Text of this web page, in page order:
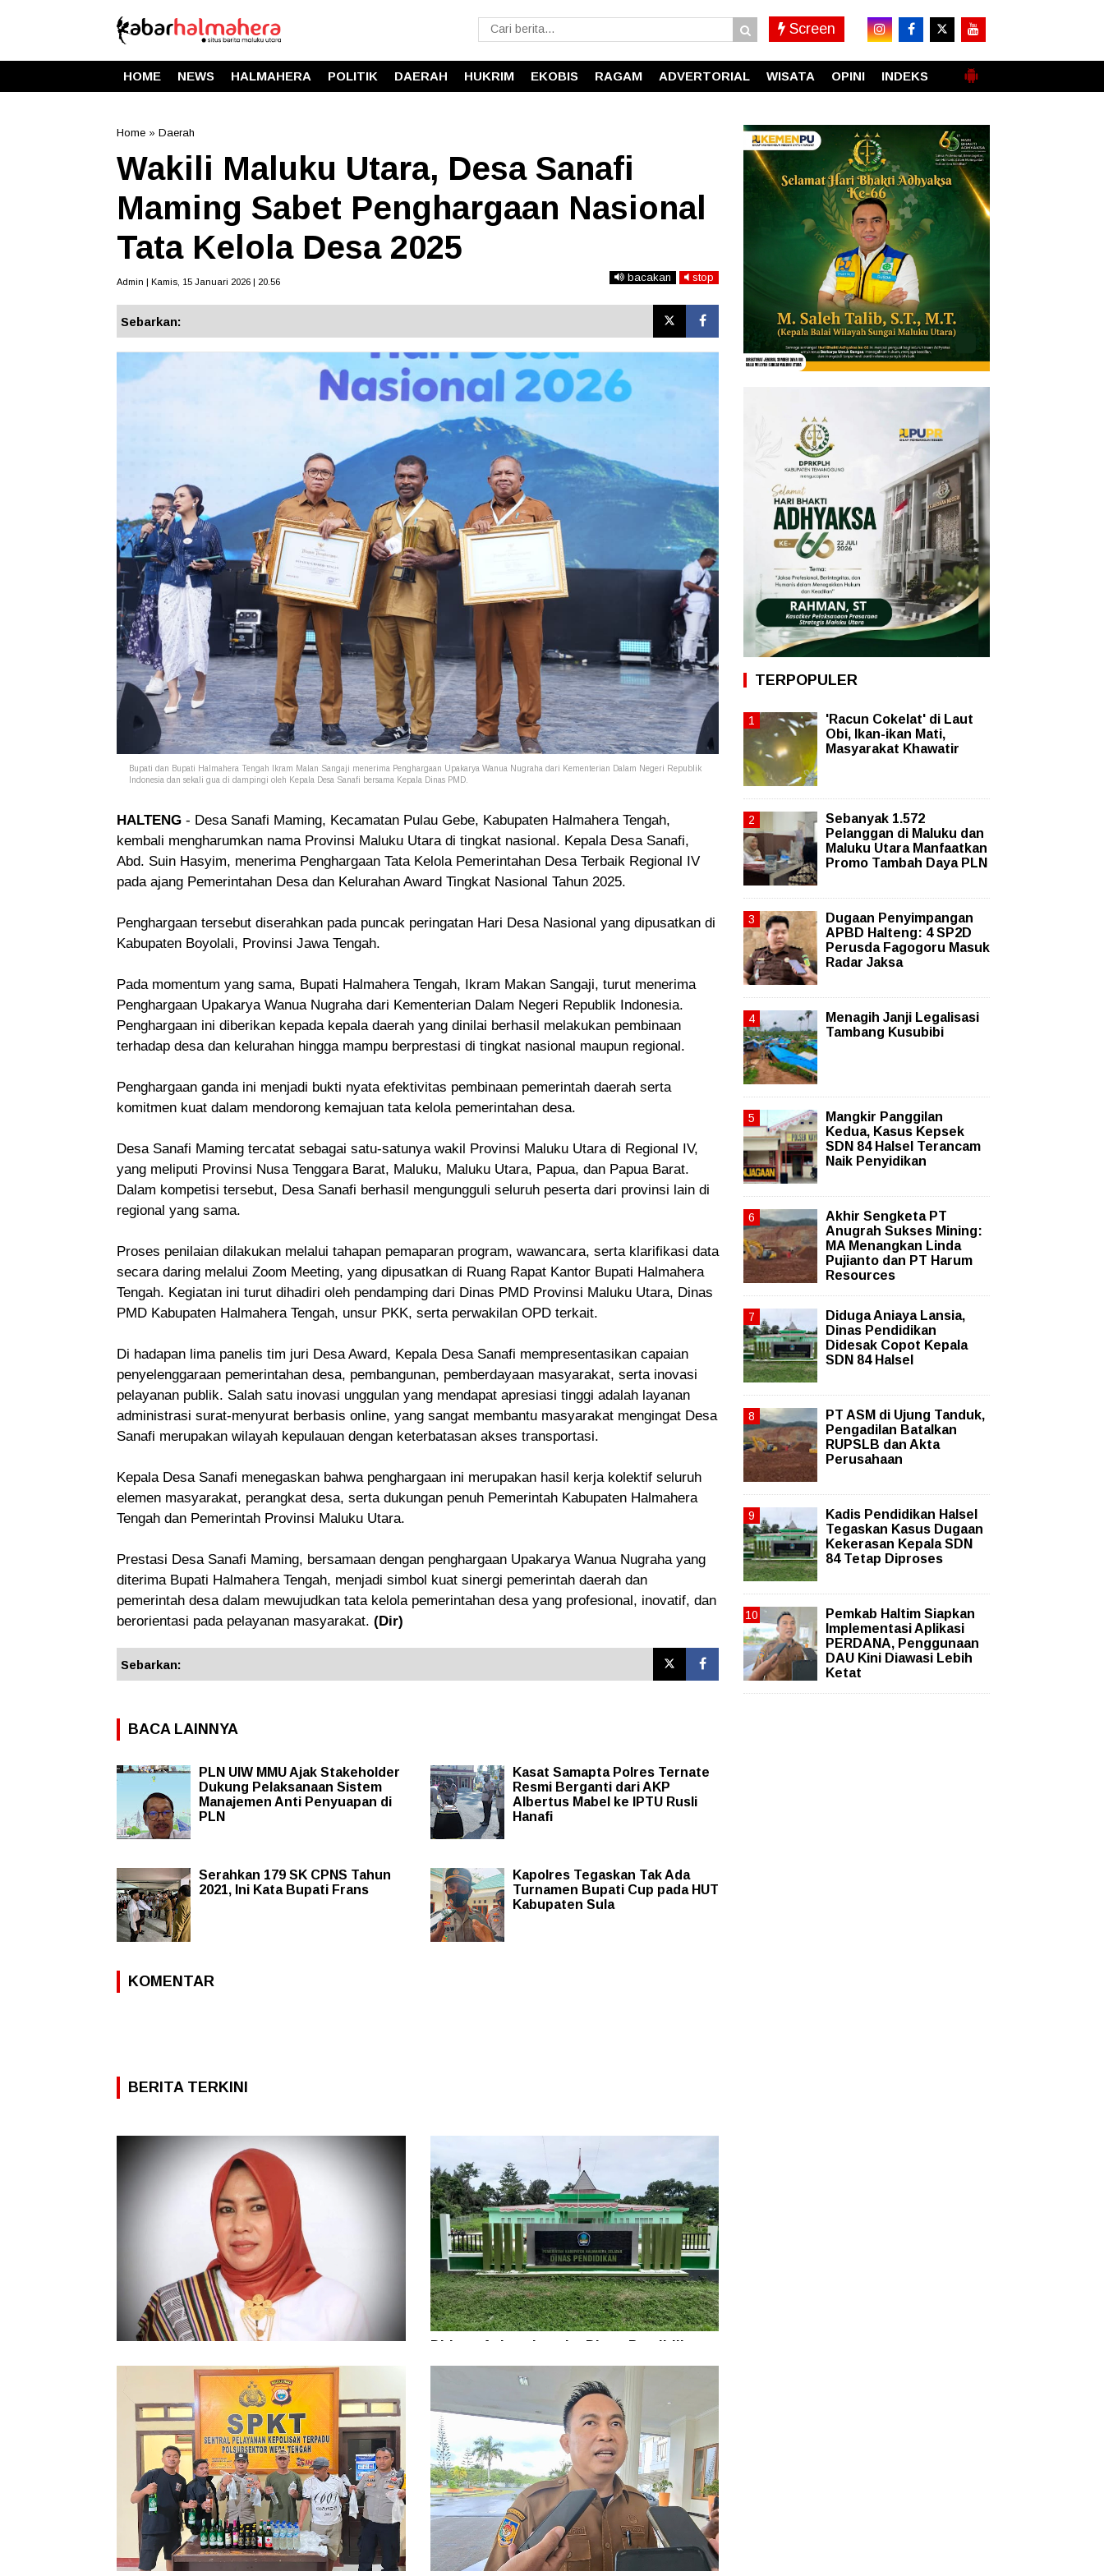
Screen
HOME NEWS HALMAHERA POLITIK DAERAH HUKRIM EKOBIS RAGAM ADVERTORIAL WISATA OPINI INDEKS
Home » Daerah
Wakili Maluku Utara, Desa Sanafi
Maming Sabet Penghargaan Nasional
Tata Kelola Desa 2025
Admin | Kamis, 15 Januari 2026 | 20.56 bacakan stop
Sebarkan:
Bupati dan Bupati Halmahera Tengah Ikram Malan Sangaji menerima Penghargaan Upakarya Wanua Nugraha dari Kementerian Dalam Negeri Republik
Indonesia dan sekali gua di dampingi oleh Kepala Desa Sanafi bersama Kepala Dinas PMD.
HALTENG - Desa Sanafi Maming, Kecamatan Pulau Gebe, Kabupaten Halmahera Tengah,
kembali mengharumkan nama Provinsi Maluku Utara di tingkat nasional. Kepala Desa Sanafi,
Abd. Suin Hasyim, menerima Penghargaan Tata Kelola Pemerintahan Desa Terbaik Regional IV
pada ajang Pemerintahan Desa dan Kelurahan Award Tingkat Nasional Tahun 2025.
Penghargaan tersebut diserahkan pada puncak peringatan Hari Desa Nasional yang dipusatkan di
Kabupaten Boyolali, Provinsi Jawa Tengah.
Pada momentum yang sama, Bupati Halmahera Tengah, Ikram Makan Sangaji, turut menerima
Penghargaan Upakarya Wanua Nugraha dari Kementerian Dalam Negeri Republik Indonesia.
Penghargaan ini diberikan kepada kepala daerah yang dinilai berhasil melakukan pembinaan
terhadap desa dan kelurahan hingga mampu berprestasi di tingkat nasional maupun regional.
Penghargaan ganda ini menjadi bukti nyata efektivitas pembinaan pemerintah daerah serta
komitmen kuat dalam mendorong kemajuan tata kelola pemerintahan desa.
Desa Sanafi Maming tercatat sebagai satu-satunya wakil Provinsi Maluku Utara di Regional IV,
yang meliputi Provinsi Nusa Tenggara Barat, Maluku, Maluku Utara, Papua, dan Papua Barat.
Dalam kompetisi tersebut, Desa Sanafi berhasil mengungguli seluruh peserta dari provinsi lain di
regional yang sama.
Proses penilaian dilakukan melalui tahapan pemaparan program, wawancara, serta klarifikasi data
secara daring melalui Zoom Meeting, yang dipusatkan di Ruang Rapat Kantor Bupati Halmahera
Tengah. Kegiatan ini turut dihadiri oleh pendamping dari Dinas PMD Provinsi Maluku Utara, Dinas
PMD Kabupaten Halmahera Tengah, unsur PKK, serta perwakilan OPD terkait.
Di hadapan lima panelis tim juri Desa Award, Kepala Desa Sanafi mempresentasikan capaian
penyelenggaraan pemerintahan desa, pembangunan, pemberdayaan masyarakat, serta inovasi
pelayanan publik. Salah satu inovasi unggulan yang mendapat apresiasi tinggi adalah layanan
administrasi surat-menyurat berbasis online, yang sangat membantu masyarakat mengingat Desa
Sanafi merupakan wilayah kepulauan dengan keterbatasan akses transportasi.
Kepala Desa Sanafi menegaskan bahwa penghargaan ini merupakan hasil kerja kolektif seluruh
elemen masyarakat, perangkat desa, serta dukungan penuh Pemerintah Kabupaten Halmahera
Tengah dan Pemerintah Provinsi Maluku Utara.
Prestasi Desa Sanafi Maming, bersamaan dengan penghargaan Upakarya Wanua Nugraha yang
diterima Bupati Halmahera Tengah, menjadi simbol kuat sinergi pemerintah daerah dan
pemerintah desa dalam mewujudkan tata kelola pemerintahan desa yang profesional, inovatif, dan
berorientasi pada pelayanan masyarakat. (Dir)
Sebarkan:
BACA LAINNYA
PLN UIW MMU Ajak Stakeholder
Dukung Pelaksanaan Sistem
Manajemen Anti Penyuapan di
PLN
Kasat Samapta Polres Ternate
Resmi Berganti dari AKP
Albertus Mabel ke IPTU Rusli
Hanafi
Serahkan 179 SK CPNS Tahun
2021, Ini Kata Bupati Frans
Kapolres Tegaskan Tak Ada
Turnamen Bupati Cup pada HUT
Kabupaten Sula
KOMENTAR
BERITA TERKINI
86 Kasus Kekerasan Perempuan dan Anak
Terjadi di Halmahera Tengah
Diduga Aniaya Lansia, Dinas Pendidikan
Didesak Copot Kepala SDN 84 Halsel
TERPOPULER
'Racun Cokelat' di Laut
Obi, Ikan-ikan Mati,
Masyarakat Khawatir
Sebanyak 1.572
Pelanggan di Maluku dan
Maluku Utara Manfaatkan
Promo Tambah Daya PLN
Dugaan Penyimpangan
APBD Halteng: 4 SP2D
Perusda Fagogoru Masuk
Radar Jaksa
Menagih Janji Legalisasi
Tambang Kusubibi
Mangkir Panggilan
Kedua, Kasus Kepsek
SDN 84 Halsel Terancam
Naik Penyidikan
Akhir Sengketa PT
Anugrah Sukses Mining:
MA Menangkan Linda
Pujianto dan PT Harum
Resources
Diduga Aniaya Lansia,
Dinas Pendidikan
Didesak Copot Kepala
SDN 84 Halsel
PT ASM di Ujung Tanduk,
Pengadilan Batalkan
RUPSLB dan Akta
Perusahaan
Kadis Pendidikan Halsel
Tegaskan Kasus Dugaan
Kekerasan Kepala SDN
84 Tetap Diproses
Pemkab Haltim Siapkan
Implementasi Aplikasi
PERDANA, Penggunaan
DAU Kini Diawasi Lebih
Ketat